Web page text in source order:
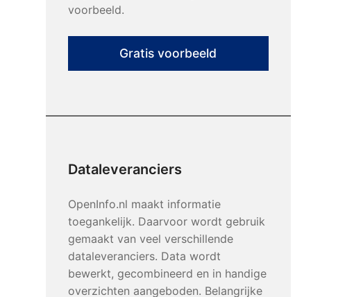
voorbeeld.
Gratis voorbeeld
Dataleveranciers
OpenInfo.nl maakt informatie
toegankelijk. Daarvoor wordt gebruik
gemaakt van veel verschillende
dataleveranciers. Data wordt
bewerkt, gecombineerd en in handige
overzichten aangeboden. Belangrijke